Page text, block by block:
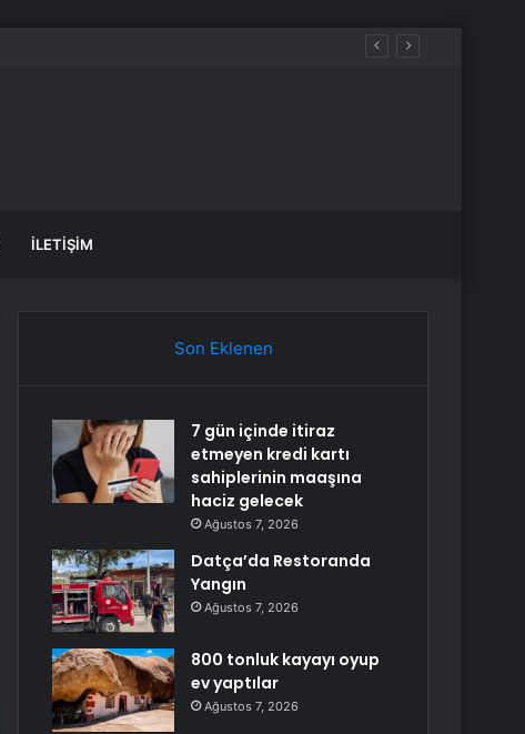
İLETIŞIM
Son Eklenen
7 gün içinde itiraz
etmeyen kredi kartı
sahiplerinin maaşına
haciz gelecek
Ağustos 7, 2026
Datça’da Restoranda
Yangın
Ağustos 7, 2026
800 tonluk kayayı oyup
ev yaptılar
Ağustos 7, 2026